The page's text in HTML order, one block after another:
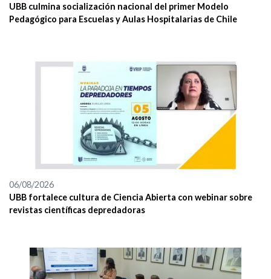
UBB culmina socialización nacional del primer Modelo
Pedagógico para Escuelas y Aulas Hospitalarias de Chile
06/08/2026
UBB fortalece cultura de Ciencia Abierta con webinar sobre
revistas científicas depredadoras